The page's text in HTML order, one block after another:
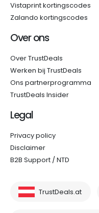
Vistaprint kortingscodes
Zalando kortingscodes
Over ons
Over TrustDeals
Werken bij TrustDeals
Ons partnerprogramma
TrustDeals Insider
Legal
Privacy policy
Disclaimer
B2B Support / NTD
TrustDeals.at